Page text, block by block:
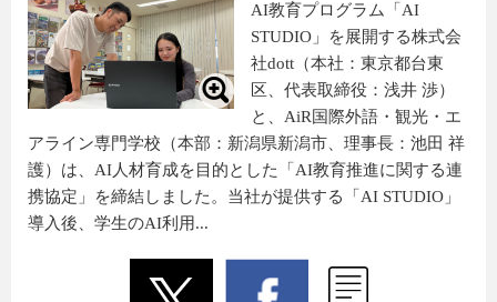
AI教育プログラム「AI
STUDIO」を展開する株式会
社dott（本社：東京都台東
区、代表取締役：浅井 渉）
と、AiR国際外語・観光・エ
アライン専門学校（本部：新潟県新潟市、理事長：池田 祥
護）は、AI人材育成を目的とした「AI教育推進に関する連
携協定」を締結しました。当社が提供する「AI STUDIO」
導入後、学生のAI利用...